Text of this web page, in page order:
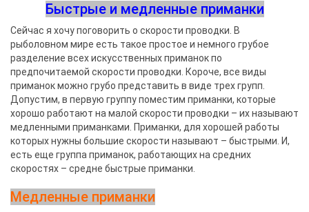
Быстрые и медленные приманки
Сейчас я хочу поговорить о скорости проводки. В
рыболовном мире есть такое простое и немного грубое
разделение всех искусственных приманок по
предпочитаемой скорости проводки. Короче, все виды
приманок можно грубо представить в виде трех групп.
Допустим, в первую группу поместим приманки, которые
хорошо работают на малой скорости проводки – их называют
медленными приманками. Приманки, для хорошей работы
которых нужны большие скорости называют – быстрыми. И,
есть еще группа приманок, работающих на средних
скоростях – средне быстрые приманки.
Медленные приманки